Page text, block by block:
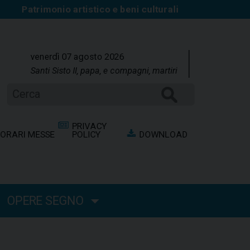
Patrimonio artistico e beni culturali
venerdì 07 agosto 2026
Santi Sisto II, papa, e compagni, martiri
ORARI MESSE
PRIVACY
POLICY
DOWNLOAD
OPERE SEGNO